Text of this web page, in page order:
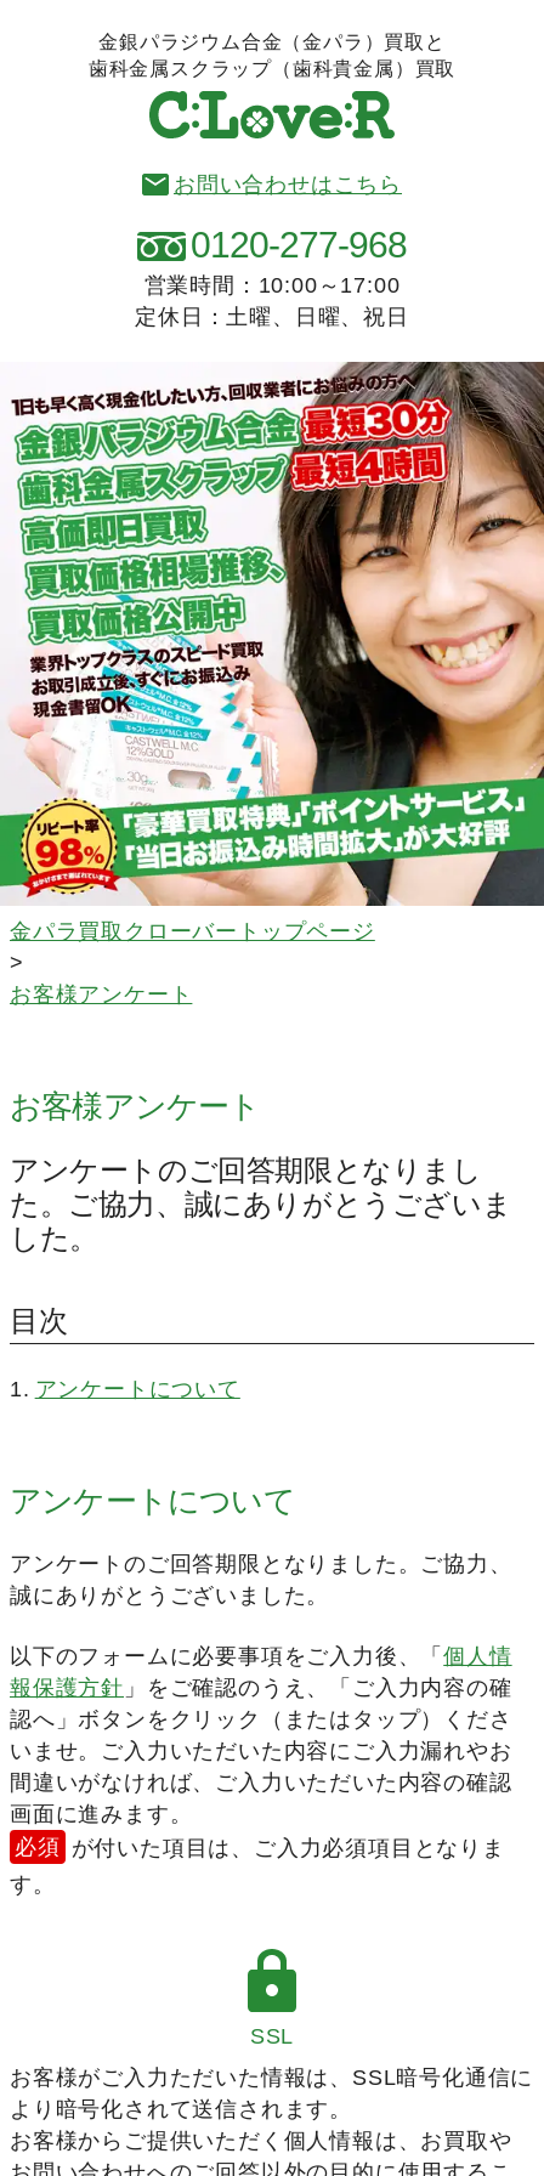
金銀パラジウム合金（金パラ）買取と
歯科金属スクラップ（歯科貴金属）買取
お問い合わせはこちら
0120-277-968
営業時間：10:00～17:00
定休日：土曜、日曜、祝日
金パラ買取クローバートップページ
>
お客様アンケート
お客様アンケート
アンケートのご回答期限となりまし
た。ご協力、誠にありがとうございま
した。
目次
アンケートについて
アンケートについて
アンケートのご回答期限となりました。ご協力、
誠にありがとうございました。
以下のフォームに必要事項をご入力後、「個人情
報保護方針 」をご確認のうえ、「ご入力内容の確
認へ」ボタンをクリック（またはタップ）くださ
いませ。ご入力いただいた内容にご入力漏れやお
間違いがなければ、ご入力いただいた内容の確認
画面に進みます。
必須 が付いた項目は、ご入力必須項目となりま
す。
SSL
お客様がご入力ただいた情報は、SSL暗号化通信に
より暗号化されて送信されます。
お客様からご提供いただく個人情報は、お買取や